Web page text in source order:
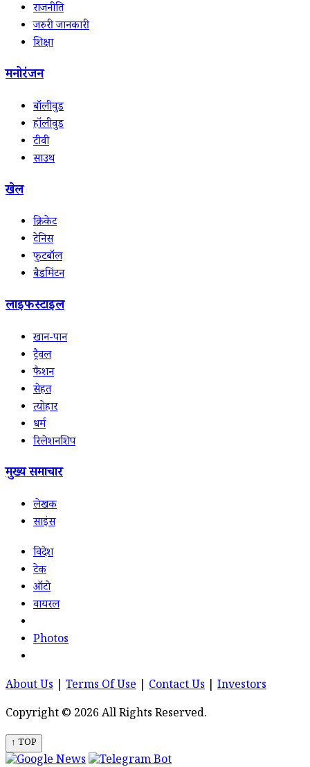
राजनीति
जरुरी जानकारी
शिक्षा
मनोरंजन
बॉलीवुड
हॉलीवुड
टीवी
साउथ
खेल
क्रिकेट
टेनिस
फुटबॉल
बैडमिंटन
लाइफस्टाइल
खान-पान
ट्रैवल
फैशन
सेहत
त्योहार
धर्म
रिलेशनशिप
मुख्य समाचार
लेखक
साइंस
विदेश
टेक
ऑटो
वायरल
Photos
About Us Terms Of Use Contact Us
Investors
Copyright © 2026 All Rights Reserved.
↑ TOP